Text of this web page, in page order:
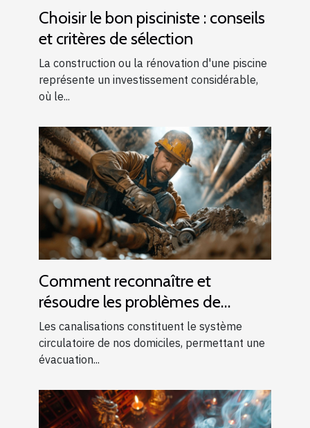
Choisir le bon pisciniste : conseils
et critères de sélection
La construction ou la rénovation d'une piscine
représente un investissement considérable,
où le...
Comment reconnaître et
résoudre les problèmes de
canalisations bouchées
Les canalisations constituent le système
circulatoire de nos domiciles, permettant une
évacuation...